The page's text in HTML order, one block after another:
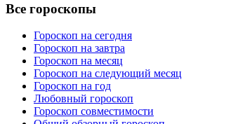
Все гороскопы
Гороскоп на сегодня
Гороскоп на завтра
Гороскоп на месяц
Гороскоп на следующий месяц
Гороскоп на год
Любовный гороскоп
Гороскоп совместимости